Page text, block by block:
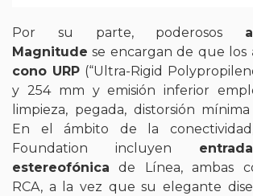
Por su parte, poderosos
Magnitude se encargan de que los
cono URP (“Ultra-Rigid
y 254 mm y emisión inferior
limpieza, pegada, distorsión
En el ámbito de la
Foundation incluyen
estereofónica de Línea, ambas
RCA, a la vez que su elegante